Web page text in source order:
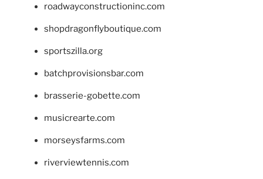
roadwayconstructioninc.com
shopdragonflyboutique.com
sportszilla.org
batchprovisionsbar.com
brasserie-gobette.com
musicrearte.com
morseysfarms.com
riverviewtennis.com